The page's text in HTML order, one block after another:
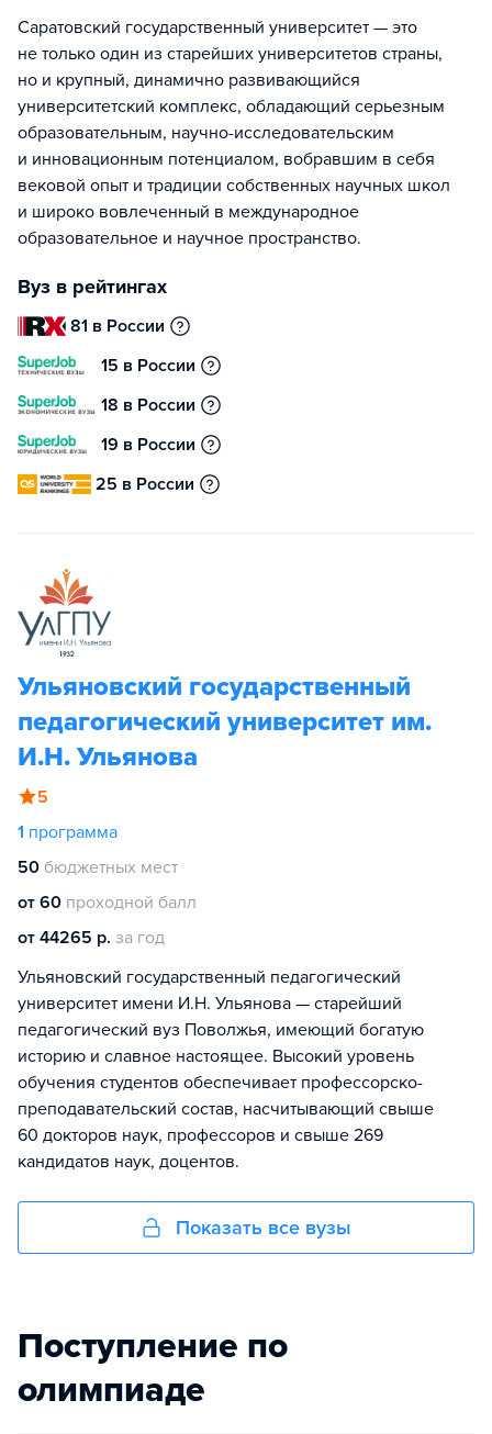
Саратовский государственный университет — это
не только один из старейших университетов страны,
но и крупный, динамично развивающийся
университетский комплекс, обладающий серьезным
образовательным, научно-исследовательским
и инновационным потенциалом, вобравшим в себя
вековой опыт и традиции собственных научных школ
и широко вовлеченный в международное
образовательное и научное пространство.
Вуз в рейтингах
81 в России
15 в России
18 в России
19 в России
25 в России
Ульяновский государственный
педагогический университет им.
И.Н. Ульянова
5
1 программа
50 бюджетных мест
от 60 проходной балл
от 44265 р. за год
Ульяновский государственный педагогический
университет имени И.Н. Ульянова — старейший
педагогический вуз Поволжья, имеющий богатую
историю и славное настоящее. Высокий уровень
обучения студентов обеспечивает профессорско-
преподавательский состав, насчитывающий свыше
60 докторов наук, профессоров и свыше 269
кандидатов наук, доцентов.
Показать все вузы
Поступление по
олимпиаде